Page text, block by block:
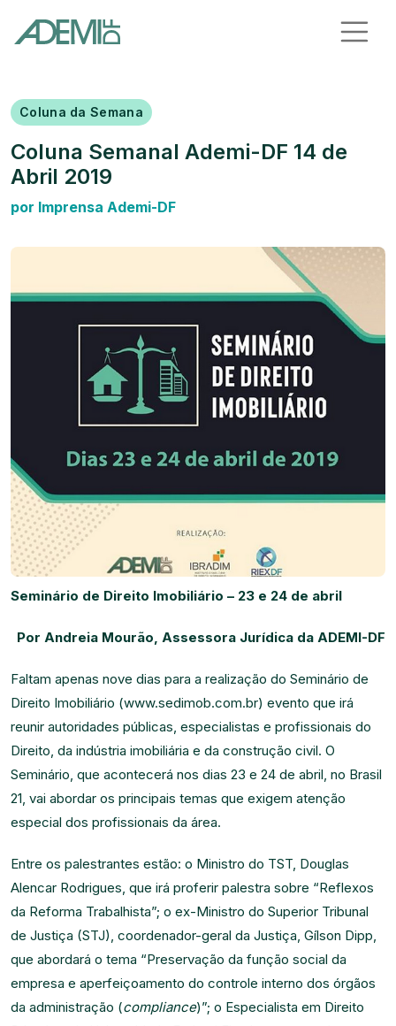
Coluna da Semana
Coluna Semanal Ademi-DF 14 de
Abril 2019
por Imprensa Ademi-DF
Seminário de Direito Imobiliário – 23 e 24 de abril
Por Andreia Mourão, Assessora Jurídica da ADEMI-DF
Faltam apenas nove dias para a realização do Seminário de
Direito Imobiliário (www.sedimob.com.br) evento que irá
reunir autoridades públicas, especialistas e profissionais do
Direito, da indústria imobiliária e da construção civil. O
Seminário, que acontecerá nos dias 23 e 24 de abril, no Brasil
21, vai abordar os principais temas que exigem atenção
especial dos profissionais da área.
Entre os palestrantes estão: o Ministro do TST, Douglas
Alencar Rodrigues, que irá proferir palestra sobre “Reflexos
da Reforma Trabalhista”; o ex-Ministro do Superior Tribunal
de Justiça (STJ), coordenador-geral da Justiça, Gílson Dipp,
que abordará o tema “Preservação da função social da
empresa e aperfeiçoamento do controle interno dos órgãos
da administração (compliance)”; o Especialista em Direito